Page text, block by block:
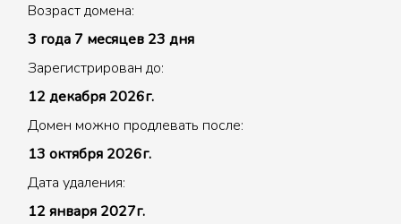
Возраст домена:
3 года 7 месяцев 23 дня
Зарегистрирован до:
12 декабря 2026г.
Домен можно продлевать после:
13 октября 2026г.
Дата удаления:
12 января 2027г.